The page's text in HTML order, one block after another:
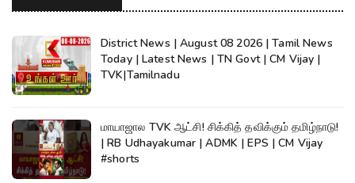
District News | August 08 2026 | Tamil News
Today | Latest News | TN Govt | CM Vijay |
TVK|Tamilnadu
மாயாஜால TVK ஆட்சி! சிக்கித் தவிக்கும் தமிழ்நாடு!
| RB Udhayakumar | ADMK | EPS | CM Vijay
#shorts